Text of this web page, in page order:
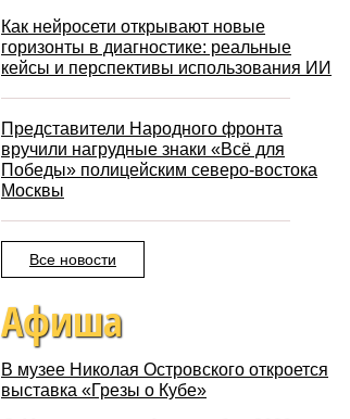
Как нейросети открывают новые
горизонты в диагностике: реальные
кейсы и перспективы использования ИИ
Представители Народного фронта
вручили нагрудные знаки «Всё для
Победы» полицейским северо-востока
Москвы
Все новости
Афиша
В музее Николая Островского откроется
выставка «Грезы о Кубе»